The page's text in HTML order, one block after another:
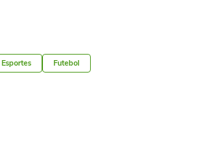
Esportes Futebol